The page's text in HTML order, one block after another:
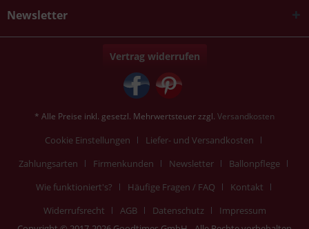
Newsletter
Vertrag widerrufen
* Alle Preise inkl. gesetzl. Mehrwertsteuer zzgl. Versandkosten
Cookie Einstellungen
Liefer- und Versandkosten
Zahlungsarten
Firmenkunden Newsletter
Ballonpflege
Wie funktioniert's?
Häufige Fragen / FAQ
Kontakt
Widerrufsrecht
AGB Datenschutz
Impressum